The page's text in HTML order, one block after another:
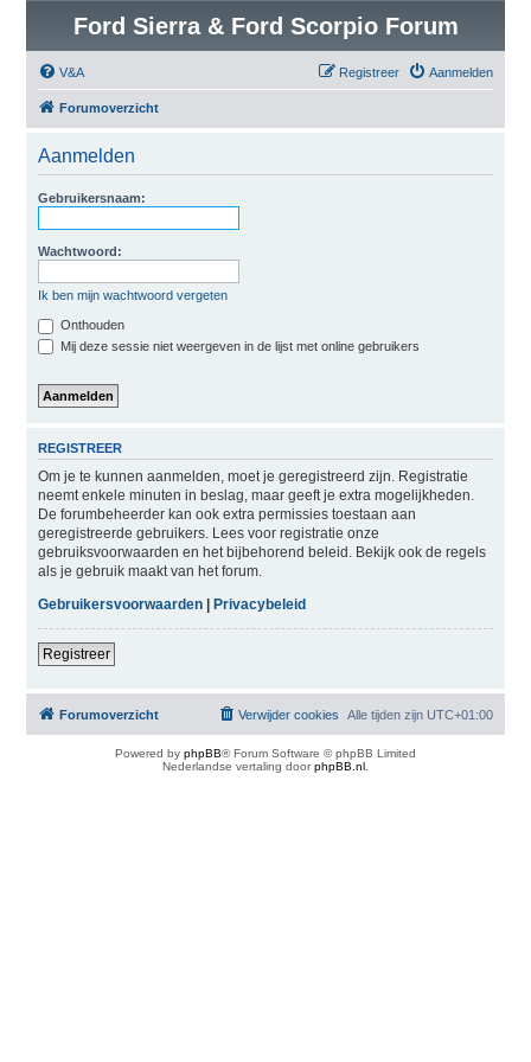
Ford Sierra & Ford Scorpio Forum
V&A Aanmelden
Registreer
Forumoverzicht
Aanmelden
Gebruikersnaam:
Wachtwoord:
Ik ben mijn wachtwoord vergeten
Onthouden
Mij deze sessie niet weergeven in de lijst met online gebruikers
REGISTREER
Om je te kunnen aanmelden, moet je geregistreerd zijn. Registratie
neemt enkele minuten in beslag, maar geeft je extra mogelijkheden.
De forumbeheerder kan ook extra permissies toestaan aan
geregistreerde gebruikers. Lees voor registratie onze
gebruiksvoorwaarden en het bijbehorend beleid. Bekijk ook de regels
als je gebruik maakt van het forum.
Gebruikersvoorwaarden| Privacybeleid
Registreer
Forumoverzicht Alle tijden zijn UTC+01:00
Verwijder cookies
Powered by phpBB® Forum Software © phpBB Limited
Nederlandse vertaling doorphpBB.nl